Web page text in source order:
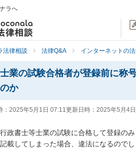
ラへ
法律相談 法律Q&A インターネットの
士業の試験合格者が登録前に称
のか
2025年5月1日 07:11更新日時： 2025年5月4
政書士等士業の試験に合格して登録の
載してしまった場合、違法になるのでし